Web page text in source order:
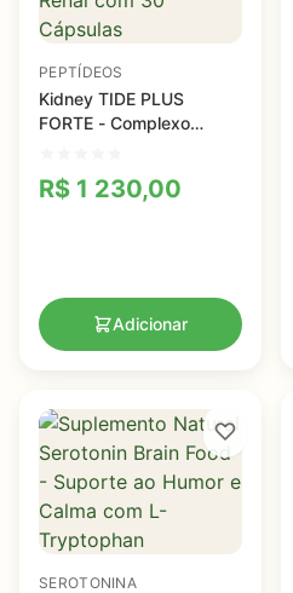
PEPTÍDEOS
Kidney TIDE PLUS
FORTE - Complexo
R$ 1 230,00
Adicionar
SEROTONINA